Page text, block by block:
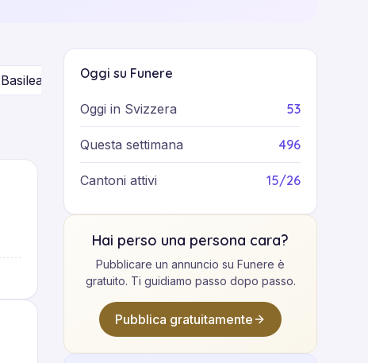
Basilea Città Vallese7
Oggi su Funere
Oggi in Svizzera 53
Questa settimana 496
Cantoni attivi 15/26
Hai perso una persona cara?
Pubblicare un annuncio su Funere è
gratuito. Ti guidiamo passo dopo passo.
Pubblica gratuitamente